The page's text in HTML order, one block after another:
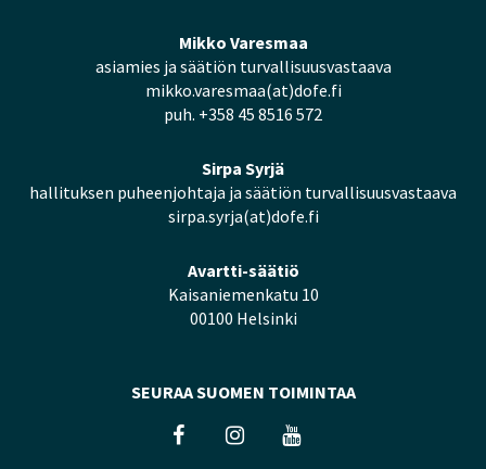
Mikko Varesmaa
asiamies ja säätiön turvallisuusvastaava
mikko.varesmaa(at)dofe.fi
puh. +358 45 8516 572
Sirpa Syrjä
hallituksen puheenjohtaja ja säätiön turvallisuusvastaava
sirpa.syrja(at)dofe.fi
Avartti-säätiö
Kaisaniemenkatu 10
00100 Helsinki
SEURAA SUOMEN TOIMINTAA